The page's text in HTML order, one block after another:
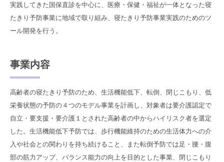
実践してきた国保直診を中心に、医療・保健・福祉が一体となった寝
たきり予防事業に地域で取り組み、寝たきり予防事業実践のためのツ
ール開発を行う。
事業内容
高齢者の寝たきり予防のため、生活機能低下、転倒、閉じこもり、低
栄養状態の予防の４つのモデル事業を計画し、対象者は要介護認定で
自立・要支援・要介護１とされた高齢者の中からハイリスク者を選定
した。生活機能低下予防では、歩行機能維持のための生活体力への介
入や社会との関わりを持ち続けること、また転倒予防では足・腰・腹
部の筋力アップ、バランス能力の向上を目的とした事業、閉じこもり